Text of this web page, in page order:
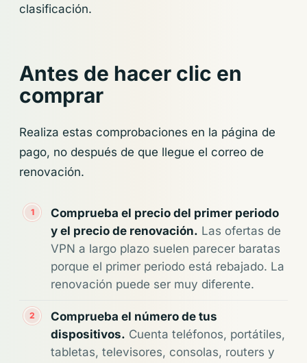
clasificación.
Antes de hacer clic en
comprar
Realiza estas comprobaciones en la página de
pago, no después de que llegue el correo de
renovación.
Comprueba el precio del primer periodo
y el precio de renovación. Las ofertas de
VPN a largo plazo suelen parecer baratas
porque el primer periodo está rebajado. La
renovación puede ser muy diferente.
Comprueba el número de tus
dispositivos. Cuenta teléfonos, portátiles,
tabletas, televisores, consolas, routers y